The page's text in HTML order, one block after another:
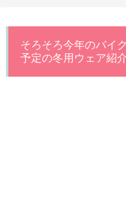
そろそろ今年のバイ
予定の冬用ウェア紹